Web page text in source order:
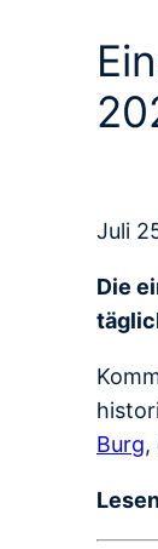
Juli
Die
Burg,